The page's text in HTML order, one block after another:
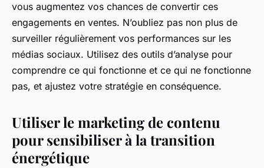
vous augmentez vos chances de convertir ces
engagements en ventes. N’oubliez pas non plus de
surveiller régulièrement vos performances sur les
médias sociaux. Utilisez des outils d’analyse pour
comprendre ce qui fonctionne et ce qui ne fonctionne
pas, et ajustez votre stratégie en conséquence.
Utiliser le marketing de contenu
pour sensibiliser à la transition
énergétique